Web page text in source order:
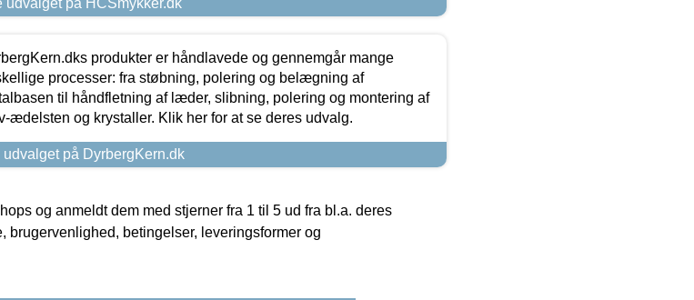
produkter er håndlavede og gennemgår mange
processer: fra støbning, polering og belægning af
til håndfletning af læder, slibning, polering og montering af
ædelsten og krystaller. Klik her for at se deres udvalg.
udvalget på DyrbergKern.dk
og anmeldt dem med stjerner fra 1 til 5 ud fra bl.a. deres
brugervenlighed, betingelser, leveringsformer og